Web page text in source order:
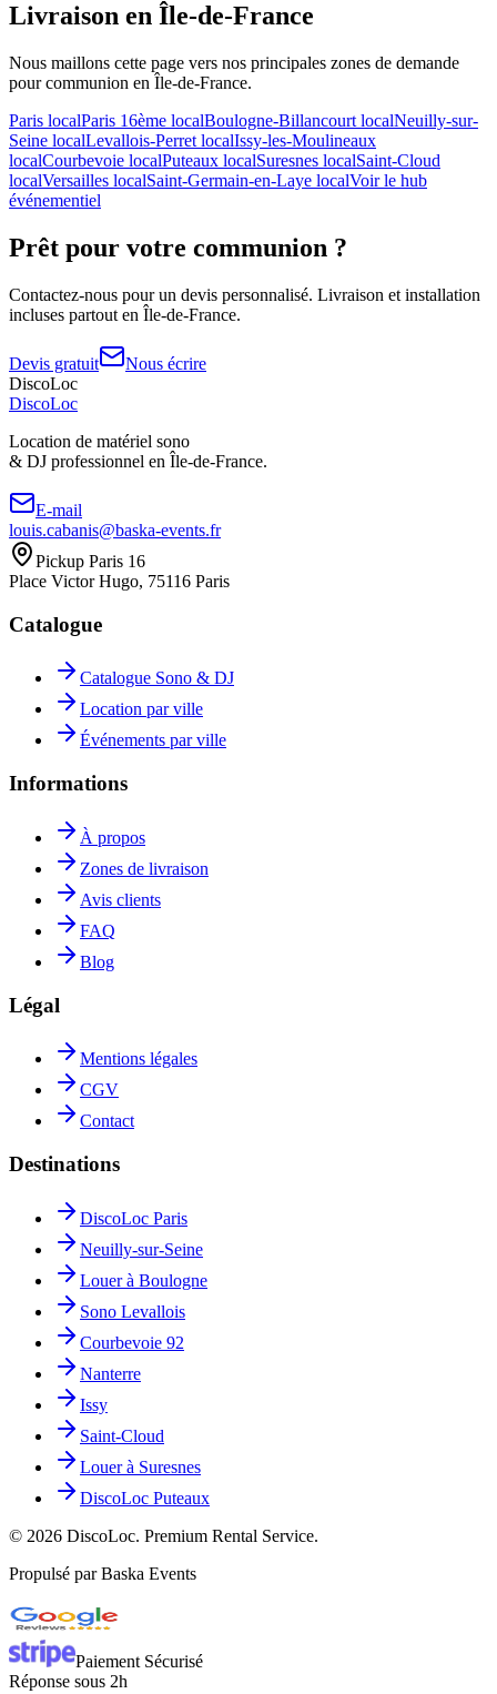
Livraison en Île-de-France
Nous maillons cette page vers nos principales zones de demande
pourcommunion en Île-de-France.
Paris localParis 16ème localBoulogne-Billancourt localNeuilly-sur-
Seine localLevallois-Perret localIssy-les-Moulineaux
localCourbevoie localPuteaux localSuresnes localSaint-Cloud
localVersailles localSaint-Germain-en-Laye localVoir le hub
événementiel
Prêt pour votre communion ?
Contactez-nous pour un devis personnalisé. Livraison et installation
incluses partout en Île-de-France.
Devis gratuit
Nous écrire
DiscoLoc
DiscoLoc
Location de matériel sono
& DJ professionnel en Île-de-France.
E-mail
louis.cabanis@baska-events.fr
Pickup Paris 16
Place Victor Hugo, 75116 Paris
Catalogue
Catalogue Sono & DJ
Location par ville
Événements par ville
Informations
À propos
Zones de livraison
Avis clients
FAQ
Blog
Légal
Mentions légales
CGV
Contact
Destinations
DiscoLoc Paris
Neuilly-sur-Seine
Louer à Boulogne
Sono Levallois
Courbevoie 92
Nanterre
Issy
Saint-Cloud
Louer à Suresnes
DiscoLoc Puteaux
© 2026 DiscoLoc. Premium Rental Service.
Propulsé par Baska Events
Paiement Sécurisé
Réponse sous 2h